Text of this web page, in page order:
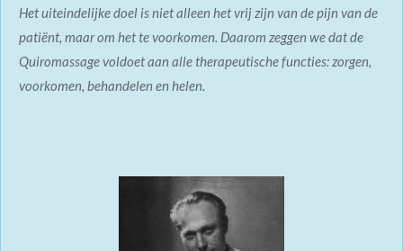
Het uiteindelijke doel is niet alleen het vrij zijn van de pijn van de
patiënt, maar om het te voorkomen. Daarom zeggen we dat de
Quiromassage voldoet aan alle therapeutische functies: zorgen,
voorkomen, behandelen en helen.